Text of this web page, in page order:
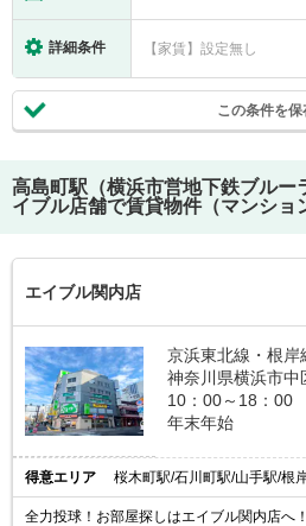
詳細条件 【家賃】設定無し
この条件を保
高島町駅（横浜市営地下鉄ブルー
イブル店舗で賃貸物件（マンショ
エイブル関内店
京浜東北線・根
神奈川県横浜市
10：00～18：00
年末年始
得意エリア 桜木町駅/石川町駅/山手駅/根
全力投球！お部屋探しはエイブル関内店へ！